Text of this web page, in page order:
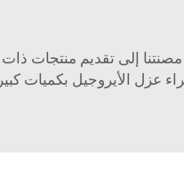
إلى تقديم منتجات
عزل الأيروجيل بكميات